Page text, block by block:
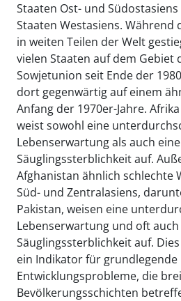
Staaten Ost- und
Staaten Westasiens. Während
in weiten Teilen der Welt
vielen Staaten auf dem Gebiet
Sowjetunion seit Ende der
dort gegenwärtig auf einem
Anfang der 1970er-Jahre.
weist sowohl eine
Lebenserwartung als auch
Säuglingssterblichkeit auf.
Afghanistan ähnlich schlechte
Süd- und Zentralasiens,
Pakistan, weisen eine
Lebenserwartung und oft
Säuglingssterblichkeit auf.
ein Indikator für grundlegende
Entwicklungsprobleme, die
Bevölkerungsschichten